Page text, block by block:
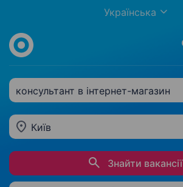
Українська
консультант в інтернет-магазин
Київ
Знайти вакансії